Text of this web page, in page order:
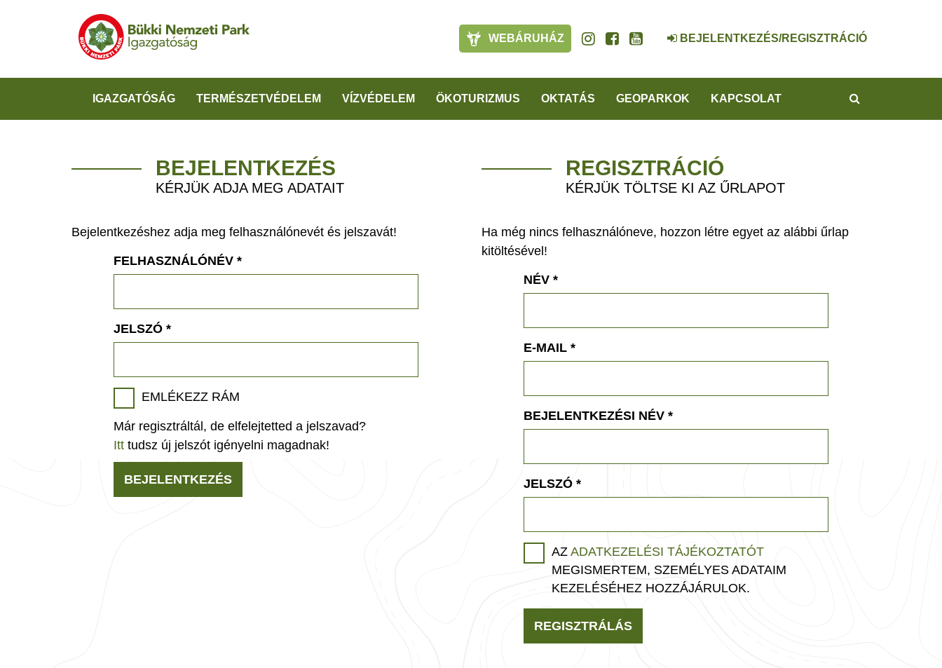
WEBÁRUHÁZ BEJELENTKEZÉS/REGISZTRÁCIÓ
IGAZGATÓSÁG TERMÉSZETVÉDELEM VÍZVÉDELEM ÖKOTURIZMUS OKTATÁS GEOPARKOK KAPCSOLAT
BEJELENTKEZÉS
KÉRJÜK ADJA MEG ADATAIT
Bejelentkezéshez adja meg felhasználónevét és jelszavát!
FELHASZNÁLÓNÉV *
JELSZÓ *
EMLÉKEZZ RÁM
Már regisztráltál, de elfelejtetted a jelszavad?
Itt tudsz új jelszót igényelni magadnak!
BEJELENTKEZÉS
REGISZTRÁCIÓ
KÉRJÜK TÖLTSE KI AZ ŰRLAPOT
Ha még nincs felhasználóneve, hozzon létre egyet az alábbi űrlap
kitöltésével!
NÉV *
E-MAIL *
BEJELENTKEZÉSI NÉV *
JELSZÓ *
AZ ADATKEZELÉSI TÁJÉKOZTATÓT
MEGISMERTEM, SZEMÉLYES ADATAIM
KEZELÉSÉHEZ HOZZÁJÁRULOK.
REGISZTRÁLÁS